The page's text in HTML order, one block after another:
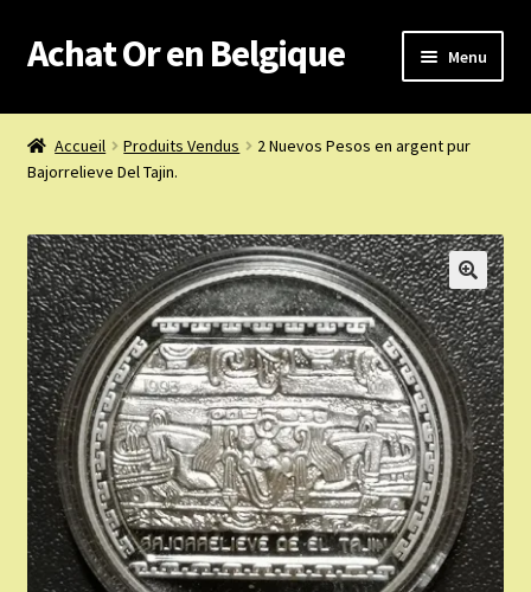
Aller
à
navigation
Aller
au
Achat Or en Belgique Menu
Achat or en Belgique
Boutique or et argent
Confidentialité
Heures d’ouverture
Nous achetons
Nous contacter
Validation de la commande
Accueil Produits Vendus
2 Nuevos Pesos en argent pur
Bajorrelieve Del Tajin.